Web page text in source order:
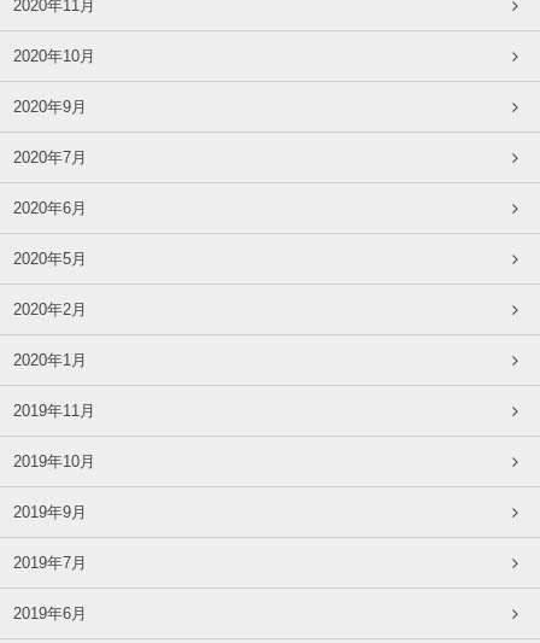
2020年11月
2020年10月
2020年9月
2020年7月
2020年6月
2020年5月
2020年2月
2020年1月
2019年11月
2019年10月
2019年9月
2019年7月
2019年6月